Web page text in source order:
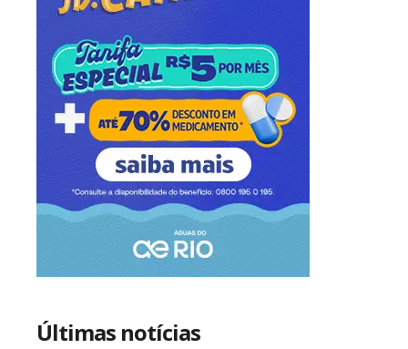
Últimas notícias